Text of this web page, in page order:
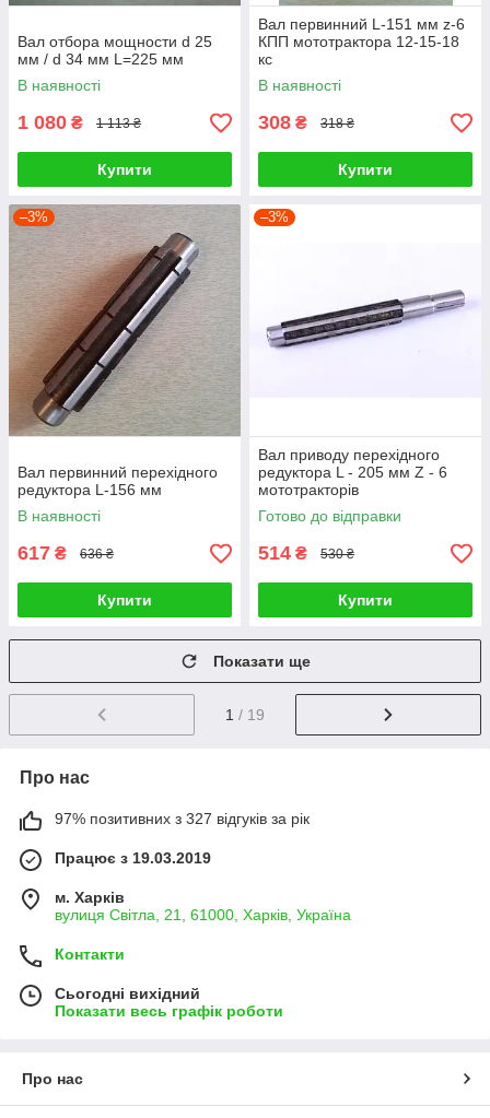
Вал отбора мощности d 25
мм / d 34 мм L=225 мм
В наявності
1 080 ₴ 1 113 ₴
Купити
Вал первинний L-151 мм z-6
КПП мототрактора 12-15-18
кс
В наявності
308 ₴ 318 ₴
Купити
–3%
Вал первинний перехідного
редуктора L-156 мм
В наявності
617 ₴ 636 ₴
Купити
–3%
Вал приводу перехідного
редуктора L - 205 мм Z - 6
мототракторів
Готово до відправки
514 ₴ 530 ₴
Купити
Показати ще
1 / 19
Про нас
97% позитивних з 327 відгуків за рік
Працює з 19.03.2019
м. Харків
вулиця Світла, 21, 61000, Харків, Україна
Контакти
Сьогодні вихідний
Показати весь графік роботи
Про нас